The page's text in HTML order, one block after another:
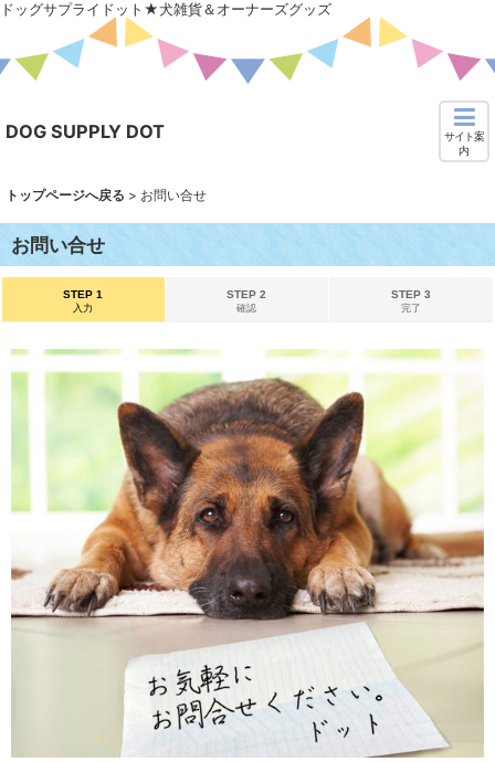
ドッグサプライドット★犬雑貨＆オーナーズグッズ
DOG SUPPLY DOT
サイト案
内
トップページへ戻る > お問い合せ
お問い合せ
STEP 1
入力
STEP 2
確認
STEP 3
完了